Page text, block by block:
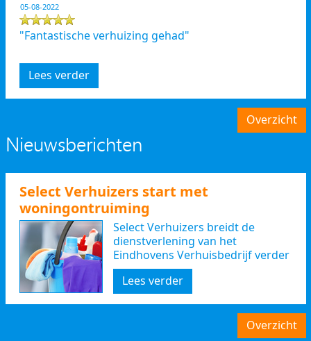
05-08-2022
"Fantastische verhuizing gehad"
Lees verder
Overzicht
Nieuwsberichten
Select Verhuizers start met
woningontruiming
Select Verhuizers breidt de
dienstverlening van het
Eindhovens Verhuisbedrijf verder
uit
Lees verder
Overzicht